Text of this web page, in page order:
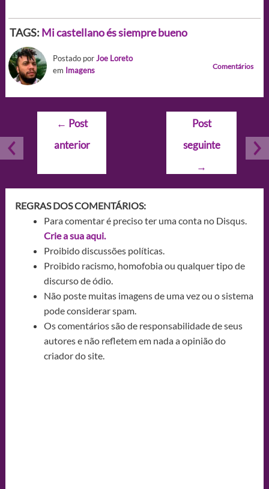
TAGS: Mi castellano és siempre bueno
Postado porJoe Loreto
em Imagens Comentários
Navegação
Post
← Post
anterior
Post
seguinte
→
REGRAS DOS COMENTÁRIOS:
Para comentar é preciso ter uma conta no Disqus.
Crie a sua aqui.
Proibido discussões políticas.
Proibido racismo, homofobia ou qualquer tipo de
discurso de ódio.
Não poste muitas imagens de uma vez ou o sistema
pode considerar spam.
Os comentários são de responsabilidade de seus
autores e não refletem em nada a opinião do
criador do site.